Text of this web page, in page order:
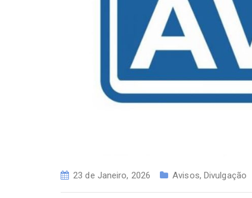
23 de Janeiro, 2026 Avisos, Divulgação